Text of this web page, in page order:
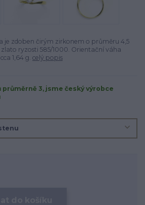
je zdoben čirým zirkonem o průměru 4,5
ryzosti 585/1000. Orientační váha
1,64 g. celý popis
průměrně 3, jsme český výrobce